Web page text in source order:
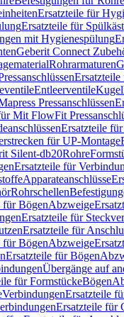
Ersatzteile für
Ersatzteile für
mit Hygienespülung
Geberit Connect
Rohrarmaturen
Ersatzteile
Entleerventile
Pressanschlüssen
Mit FlowFit
Ersatzteile
für UP-Montage
Silent-db20Rohre
Ersatzteile für
Apparateanschlüsse
Rohrschellen
für BögenAbzweige
Ersatzteile für
Ersatzteile für
für BögenAbzweige
Ersatzteile für Bögen
Übergänge auf
für FormstückeBögen
VerbindungenErsatzteile
Ersatzteile für